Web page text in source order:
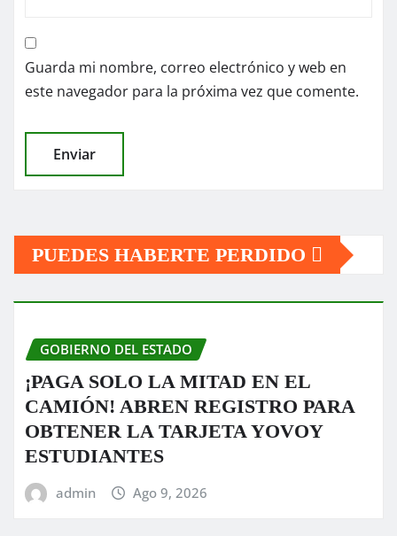
Guarda mi nombre, correo electrónico y web en
este navegador para la próxima vez que comente.
PUEDES HABERTE PERDIDO
GOBIERNO DEL ESTADO
¡PAGA SOLO LA MITAD EN EL
CAMIÓN! ABREN REGISTRO PARA
OBTENER LA TARJETA YOVOY
ESTUDIANTES
admin Ago 9, 2026